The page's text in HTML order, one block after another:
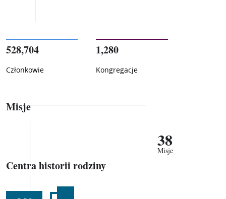
528,704
Członkowie
1,280
Kongregacje
Misje
38
Misje
Centra historii rodziny